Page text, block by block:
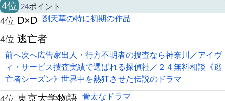
4位 24ポイント
4位 D×D 劉天華の特に初期の作品
4位 逃亡者
前へ次へ広告家出人・行方不明者の捜査なら神奈川／アイヴ
ィ・サービス捜査実績で選ばれる探偵社／２４無料相談《逃
亡者シーズン》世界中を熱狂させた伝説のドラマ
4位 東京大学物語 骨太なドラマ